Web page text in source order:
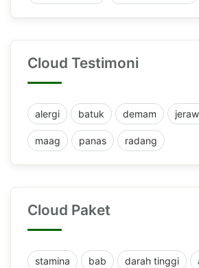
Cloud Testimoni
alergi batuk demam
maag panas radang
Cloud Paket
stamina bab darah tinggi